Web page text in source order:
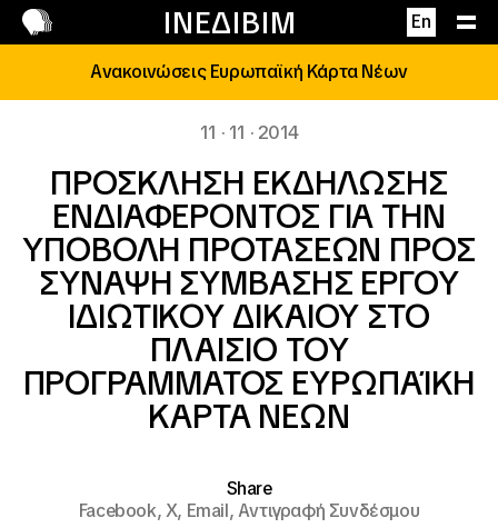
ΙΝΕΔΙΒΙΜ En
Επικοινωνία
Ανακοινώσεις Ευρωπαϊκή Κάρτα Νέων
11 · 11 · 2014
ΠΡΟΣΚΛΗΣΗ ΕΚΔΗΛΩΣΗΣ
ΕΝΔΙΑΦΕΡΟΝΤΟΣ ΓΙΑ ΤΗΝ
ΥΠΟΒΟΛΗ ΠΡΟΤΑΣΕΩΝ ΠΡΟΣ
ΣΥΝΑΨΗ ΣΥΜΒΑΣΗΣ ΕΡΓΟΥ
ΙΔΙΩΤΙΚΟΥ ΔΙΚΑΙΟΥ ΣΤΟ
ΠΛΑΙΣΙΟ ΤΟΥ
ΠΡΟΓΡΑΜΜΑΤΟΣ ΕΥΡΩΠΑΊΚΗ
ΚΑΡΤΑ ΝΕΩΝ
Share
Facebook,X, Email,Αντιγραφή Συνδέσμου